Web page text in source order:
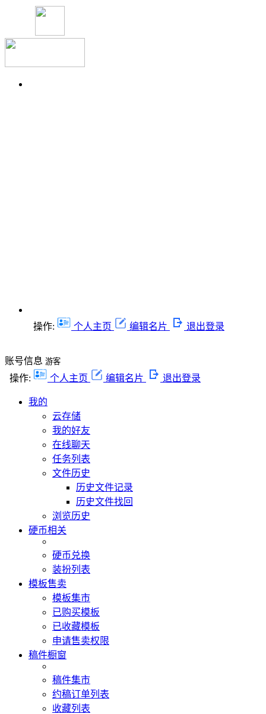
操作: 个人主页 编辑名片 退出登录
账号信息 游客
操作: 个人主页 编辑名片 退出登录
我的
云存储
我的好友
在线聊天
任务列表
文件历史
历史文件记录
历史文件找回
浏览历史
硬币相关
硬币兑换
装扮列表
模板售卖
模板集市
已购买模板
已收藏模板
申请售卖权限
稿件橱窗
稿件集市
约稿订单列表
收藏列表